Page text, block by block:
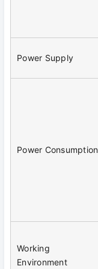
Power Supply
Power Consumption
Working
Environment